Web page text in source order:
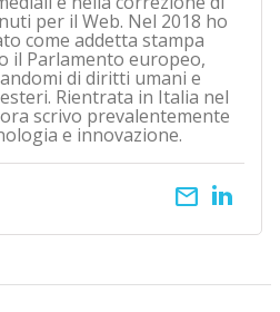
per il Web. Nel 2018 ho
come addetta stampa
il Parlamento europeo,
di diritti umani e
Rientrata in Italia nel
scrivo prevalentemente
e innovazione.
email